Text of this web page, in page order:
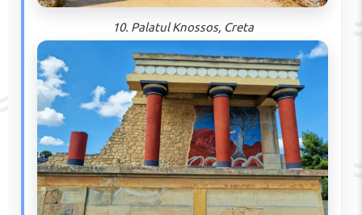
10. Palatul Knossos, Creta